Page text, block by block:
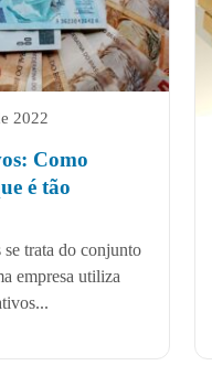
2022
Como
é tão
se trata do conjunto
empresa utiliza